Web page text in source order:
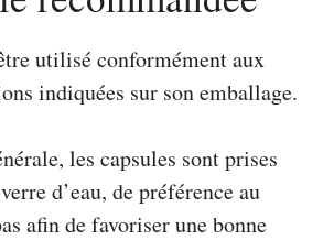
utilisé conformément aux
indiquées sur son emballage.
les capsules sont prises
d’eau, de préférence au
afin de favoriser une bonne